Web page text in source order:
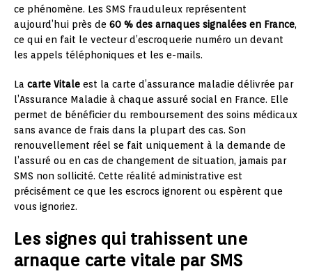
ce phénomène. Les SMS frauduleux représentent
aujourd’hui près de 60 % des arnaques signalées en France,
ce qui en fait le vecteur d’escroquerie numéro un devant
les appels téléphoniques et les e-mails.
La carte Vitale est la carte d’assurance maladie délivrée par
l’Assurance Maladie à chaque assuré social en France. Elle
permet de bénéficier du remboursement des soins médicaux
sans avance de frais dans la plupart des cas. Son
renouvellement réel se fait uniquement à la demande de
l’assuré ou en cas de changement de situation, jamais par
SMS non sollicité. Cette réalité administrative est
précisément ce que les escrocs ignorent ou espèrent que
vous ignoriez.
Les signes qui trahissent une
arnaque carte vitale par SMS